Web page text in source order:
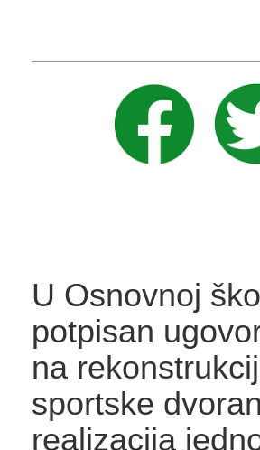
U Osnovnoj
potpisan
na
sportske
realizacija